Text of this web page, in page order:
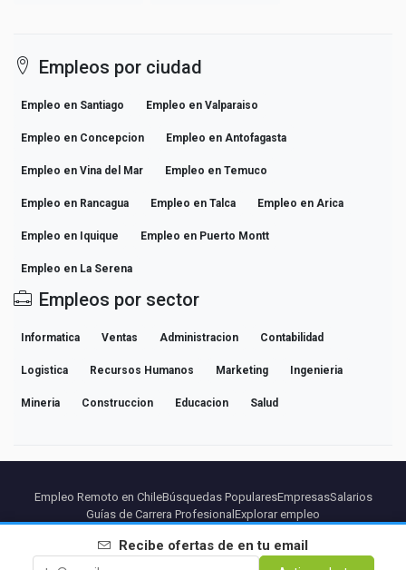
Empleos por ciudad
Empleo en Santiago Empleo en Valparaiso
Empleo en Concepcion Empleo en Antofagasta
Empleo en Vina del Mar Empleo en Temuco
Empleo en Rancagua Empleo en Talca Empleo en Arica
Empleo en Iquique Empleo en Puerto Montt
Empleo en La Serena
Empleos por sector
Informatica Ventas Administracion Contabilidad
Logistica Recursos Humanos Marketing Ingenieria
Mineria Construccion Educacion Salud
Recibe ofertas de en tu email
Empleo Remoto en ChileBúsquedas PopularesEmpresasSalarios
Guías de Carrera Profesional Explorar empleo
PartnersAviso legalPrivacidadTerminosCondiciones Premium